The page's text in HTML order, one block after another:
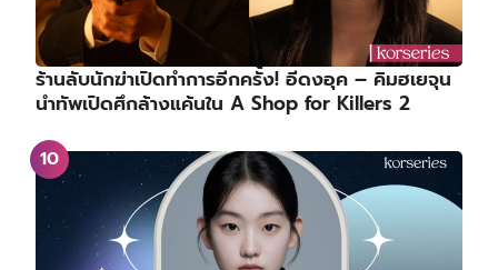
ร้านลับนักฆ่าเปิดทำการอีกครั้ง! อีดงอุค – คิมฮเยจุน
นำทัพเปิดศึกล้างแค้นใน A Shop for Killers 2